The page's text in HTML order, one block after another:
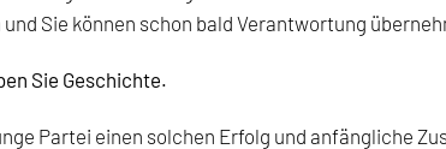
Sie können schon bald Verantwortung
Sie Geschichte.
Partei einen solchen Erfolg und anfängliche